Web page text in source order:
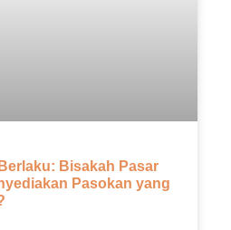
Bisakah Pasar
Pasokan yang